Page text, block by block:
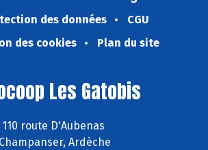
des données
CGU
des cookies
Plan du site
Les Gatobis
110 route D'Aubenas
Champanser, Ardèche